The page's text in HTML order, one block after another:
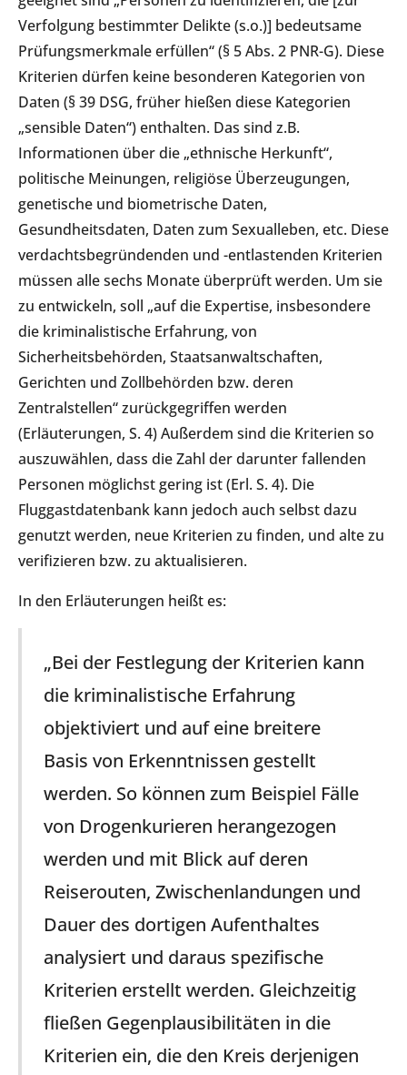
Verfolgung bestimmter Delikte (s.o.)] bedeutsame
Prüfungsmerkmale erfüllen“ (§ 5 Abs. 2 PNR-G). Diese
Kriterien dürfen keine besonderen Kategorien von
Daten (§ 39 DSG, früher hießen diese Kategorien
„sensible Daten“) enthalten. Das sind z.B.
Informationen über die „ethnische Herkunft“,
politische Meinungen, religiöse Überzeugungen,
genetische und biometrische Daten,
Gesundheitsdaten, Daten zum Sexualleben, etc. Diese
verdachtsbegründenden und -entlastenden Kriterien
müssen alle sechs Monate überprüft werden. Um sie
zu entwickeln, soll „auf die Expertise, insbesondere
die kriminalistische Erfahrung, von
Sicherheitsbehörden, Staatsanwaltschaften,
Gerichten und Zollbehörden bzw. deren
Zentralstellen“ zurückgegriffen werden
(Erläuterungen, S. 4) Außerdem sind die Kriterien so
auszuwählen, dass die Zahl der darunter fallenden
Personen möglichst gering ist (Erl. S. 4). Die
Fluggastdatenbank kann jedoch auch selbst dazu
genutzt werden, neue Kriterien zu finden, und alte zu
verifizieren bzw. zu aktualisieren.
In den Erläuterungen heißt es:
„Bei der Festlegung der Kriterien kann
die kriminalistische Erfahrung
objektiviert und auf eine breitere
Basis von Erkenntnissen gestellt
werden. So können zum Beispiel Fälle
von Drogenkurieren herangezogen
werden und mit Blick auf deren
Reiserouten, Zwischenlandungen und
Dauer des dortigen Aufenthaltes
analysiert und daraus spezifische
Kriterien erstellt werden. Gleichzeitig
fließen Gegenplausibilitäten in die
Kriterien ein, die den Kreis derjenigen